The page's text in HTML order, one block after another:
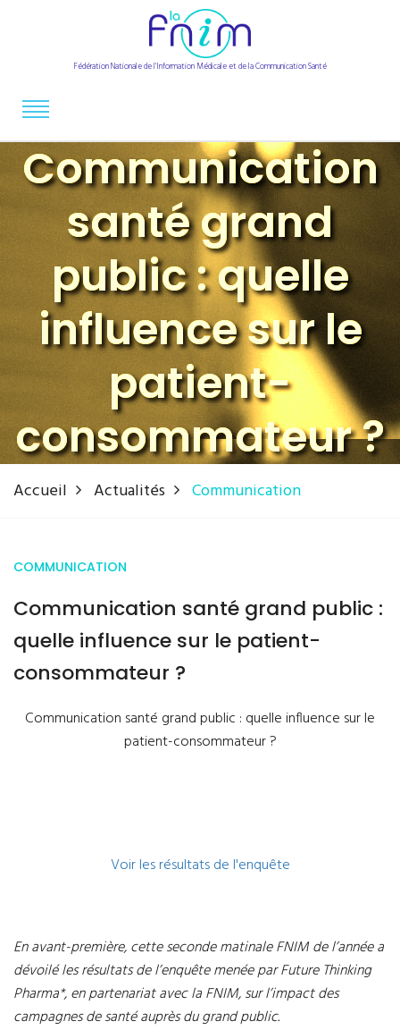
Fédération Nationale de l'Information Médicale et de la Communication Santé
Communication
santé grand
public : quelle
influence sur le
patient-
consommateur ?
Accueil Actualités Communication
COMMUNICATION
Communication santé grand public :
quelle influence sur le patient-
consommateur ?
Communication santé grand public : quelle influence sur le
patient-consommateur ?
Voir les résultats de l'enquête
En avant-première, cette seconde matinale FNIM de l’année a
dévoilé les résultats de l’enquête menée par Future Thinking
Pharma*, en partenariat avec la FNIM, sur l’impact des
campagnes de santé auprès du grand public.